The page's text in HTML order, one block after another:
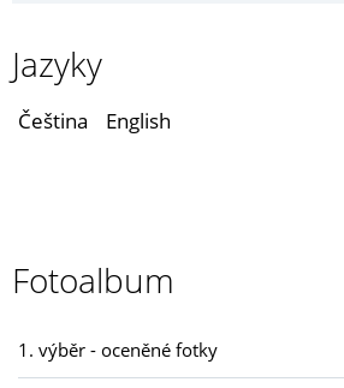
Jazyky
Čeština English
Fotoalbum
1. výběr - oceněné fotky